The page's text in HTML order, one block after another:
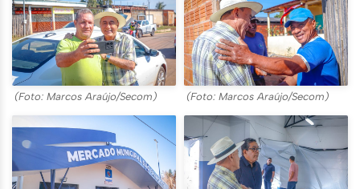
(Foto: Marcos Araújo/Secom) (Foto: Marcos Araújo/Secom)